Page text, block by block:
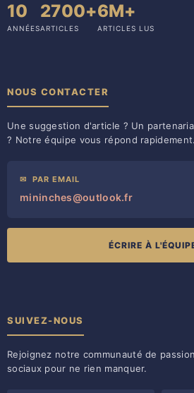
10
ANNÉES
2700+
ARTICLES
6M+
ARTICLES LUS
NOUS CONTACTER
Une suggestion d'article ? Un
? Notre équipe vous répond rapidement.
✉ PAR EMAIL
mininches@outlook.fr
ÉCRIRE À
SUIVEZ-NOUS
Rejoignez notre communauté de
sociaux pour ne rien manquer.